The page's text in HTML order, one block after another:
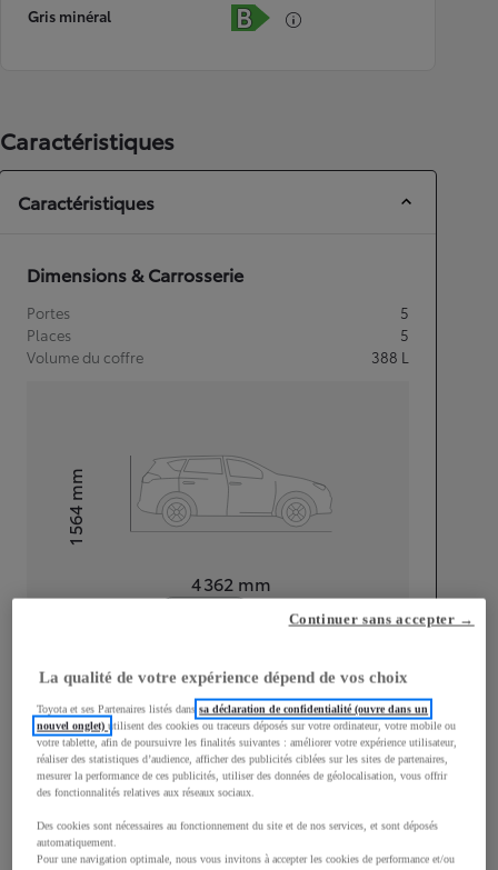
Gris minéral
Caractéristiques
Caractéristiques
Dimensions & Carrosserie
Portes
5
Places
5
Volume du coffre
388 L
4 362 mm
Hauteur1 564
mm
Largeur
1 832mm
Consommation mixte
La qualité de votre expérience dépend de vos choix
Toyota et ses Partenaires listés danssa déclaration de confidentialité (ouvre dans un
nouvel onglet)utilisent des cookies ou traceurs déposés sur votre ordinateur, votre mobile ou
votre tablette, afin de poursuivre les finalités suivantes : améliorer votre expérience utilisateur,
réaliser des statistiques d’audience, afficher des publicités ciblées sur les sites de partenaires,
mesurer la performance de ces publicités, utiliser des données de géolocalisation, vous offrir
des fonctionnalités relatives aux réseaux sociaux.
Des cookies sont nécessaires au fonctionnement du site et de nos services, et sont déposés
automatiquement.
Pour une navigation optimale, nous vous invitons à accepter les cookies de performance et/ou
Continuer sans accepter →